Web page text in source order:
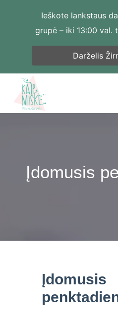
Įdomusis
Įdomusis
Ieškote lankstaus
grupė – iki 13:00 val.
Darželis